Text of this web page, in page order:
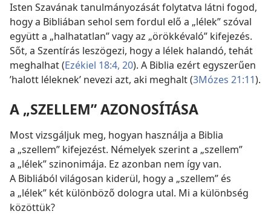
Isten Szavának tanulmányozását folytatva látni fogod,
hogy a Bibliában sehol sem fordul elő a „lélek” szóval
együtt a „halhatatlan” vagy az „örökkévaló” kifejezés.
Sőt, a Szentírás leszögezi, hogy a lélek halandó, tehát
meghalhat (Ezékiel 18:4, 20). A Biblia ezért egyszerűen
’halott léleknek’ nevezi azt, aki meghalt (3Mózes 21:11).
A „SZELLEM” AZONOSÍTÁSA
Most vizsgáljuk meg, hogyan használja a Biblia
a „szellem” kifejezést. Némelyek szerint a „szellem”
a „lélek” szinonimája. Ez azonban nem így van.
A Bibliából világosan kiderül, hogy a „szellem” és
a „lélek” két különböző dologra utal. Mi a különbség
közöttük?